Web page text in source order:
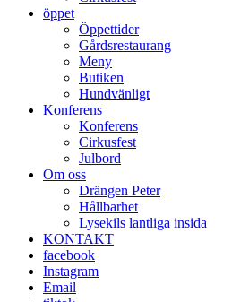
öppet
Öppettider
Gårdsrestaurang
Meny
Butiken
Hundvänligt
Konferens
Konferens
Cirkusfest
Julbord
Om oss
Drängen Peter
Hållbarhet
Lysekils lantliga insida
KONTAKT
facebook
Instagram
Email